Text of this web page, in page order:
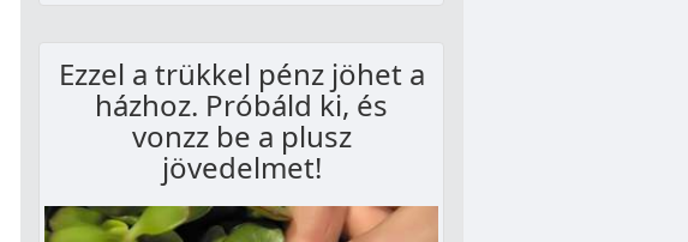
Ezzel a trükkel pénz jöhet a
házhoz. Próbáld ki, és
vonzz be a plusz
jövedelmet!